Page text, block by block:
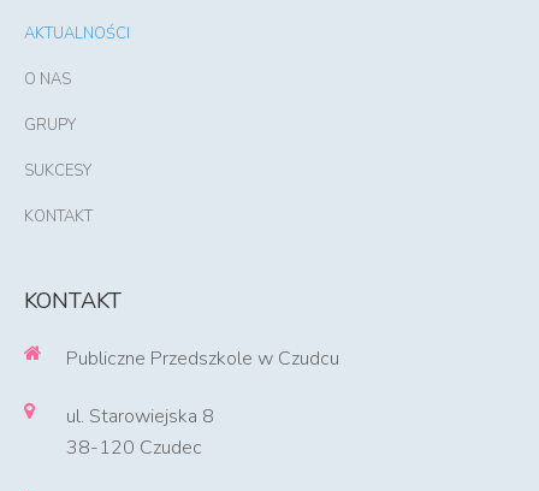
AKTUALNOŚCI
O NAS
GRUPY
SUKCESY
KONTAKT
KONTAKT
Publiczne Przedszkole w Czudcu
ul. Starowiejska 8
38-120 Czudec